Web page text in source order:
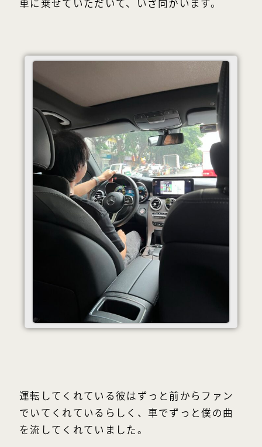
車に乗せていただいて、いざ向かいます。
運転してくれている彼はずっと前からファン
でいてくれているらしく、車でずっと僕の曲
を流してくれていました。